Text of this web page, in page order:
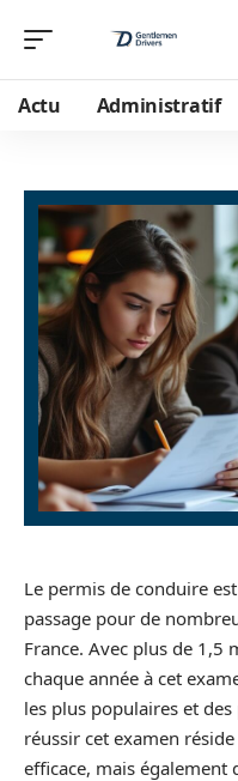
Actu Administratif
Le permis de conduire
passage pour de
France. Avec plus de 1,5
chaque année à cet
les plus populaires et
réussir cet examen
efficace, mais également